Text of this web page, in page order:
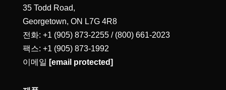
35 Todd Road,
Georgetown, ON L7G 4R8
전화: +1 (905) 873-2255 / (800) 661-2023
팩스: +1 (905) 873-1992
이메일 [email protected]